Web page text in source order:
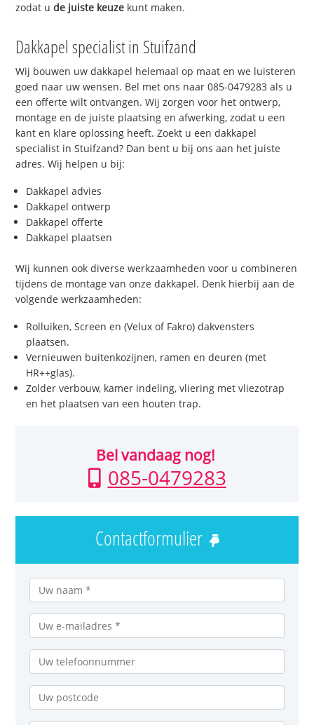
zodat ude juiste keuze kunt maken.
Dakkapel specialist in Stuifzand
Wij bouwen uw dakkapel helemaal op maat en we luisteren
goed naar uw wensen. Bel met ons naar 085-0479283 als u
een offerte wilt ontvangen. Wij zorgen voor het ontwerp,
montage en de juiste plaatsing en afwerking, zodat u een
kant en klare oplossing heeft. Zoekt u een dakkapel
specialist in Stuifzand? Dan bent u bij ons aan het juiste
adres. Wij helpen u bij:
Dakkapel advies
Dakkapel ontwerp
Dakkapel offerte
Dakkapel plaatsen
Wij kunnen ook diverse werkzaamheden voor u combineren
tijdens de montage van onze dakkapel. Denk hierbij aan de
volgende werkzaamheden:
Rolluiken, Screen en (Velux of Fakro) dakvensters
plaatsen.
Vernieuwen buitenkozijnen, ramen en deuren (met
HR++glas).
Zolder verbouw, kamer indeling, vliering met vliezotrap
en het plaatsen van een houten trap.
Bel vandaag nog!
085-0479283
Contactformulier